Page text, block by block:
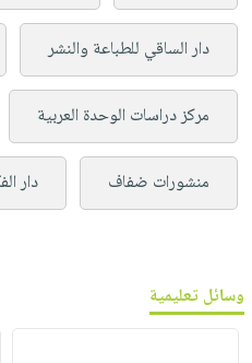
دار الساقي للطباعة والنشر
مركز دراسات الوحدة العربية
منشورات ضفاف دار
وسائل تعليمية